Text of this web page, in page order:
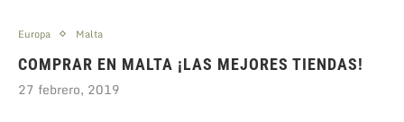
Europa Malta
COMPRAR EN MALTA ¡LAS MEJORES TIENDAS!
27 febrero, 2019